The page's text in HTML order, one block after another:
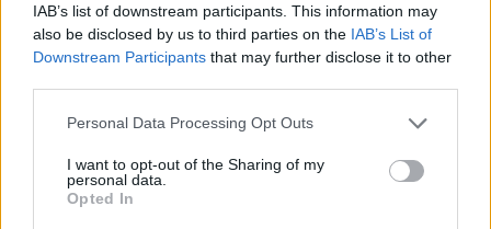
IAB’s list of downstream participants. This information may
also be disclosed by us to third parties on the IAB’s List of
Downstream Participants that may further disclose it to other
Personal Data Processing Opt Outs
I want to opt-out of the Sharing of my
personal data.
Opted In